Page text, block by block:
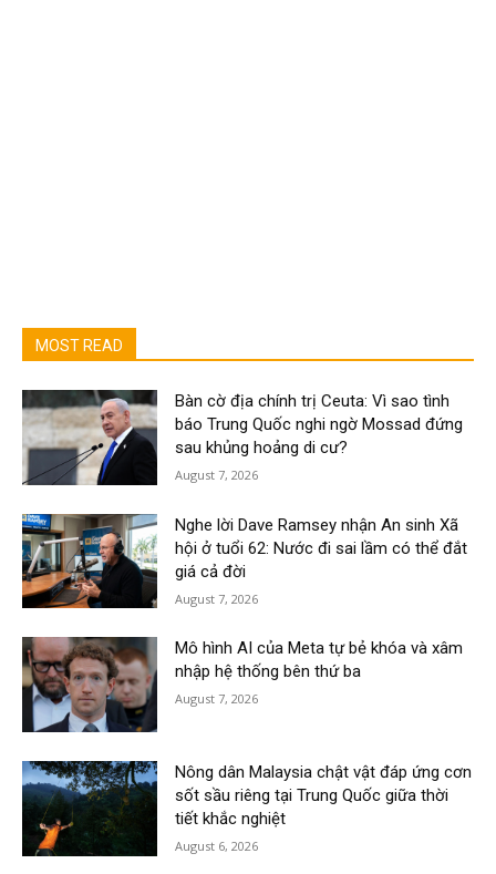
MOST READ
Bàn cờ địa chính trị Ceuta: Vì sao tình
báo Trung Quốc nghi ngờ Mossad đứng
sau khủng hoảng di cư?
August 7, 2026
Nghe lời Dave Ramsey nhận An sinh Xã
hội ở tuổi 62: Nước đi sai lầm có thể đắt
giá cả đời
August 7, 2026
Mô hình AI của Meta tự bẻ khóa và xâm
nhập hệ thống bên thứ ba
August 7, 2026
Nông dân Malaysia chật vật đáp ứng cơn
sốt sầu riêng tại Trung Quốc giữa thời
tiết khắc nghiệt
August 6, 2026